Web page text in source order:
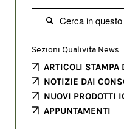

Sezioni Qualivita News
ARTICOLI STAMPA
NOTIZIE DAI
NUOVI PRODOTTI
APPUNTAMENTI